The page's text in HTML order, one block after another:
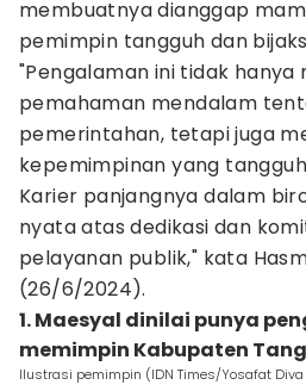
membuatnya dianggap
pemimpin tangguh dan
"Pengalaman ini tidak hanya
pemahaman mendalam
pemerintahan, tetapi juga
kepemimpinan yang
Karier panjangnya dalam
nyata atas dedikasi dan
pelayanan publik," kata
(26/6/2024).
1. Maesyal dinilai punya
memimpin Kabupaten
Ilustrasi pemimpin (IDN Times/Yosafat